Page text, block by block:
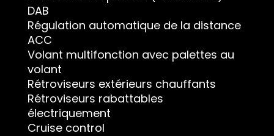
DAB
Régulation automatique de la distance
ACC
Volant multifonction avec palettes au
volant
Rétroviseurs extérieurs chauffants
Rétroviseurs rabattables
électriquement
Cruise control